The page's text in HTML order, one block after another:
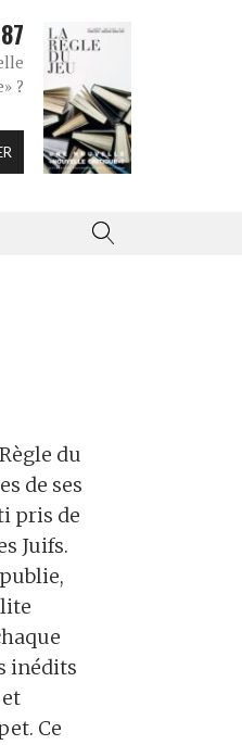
?
du
de ses
pris de
Juifs.
inédits
Ce